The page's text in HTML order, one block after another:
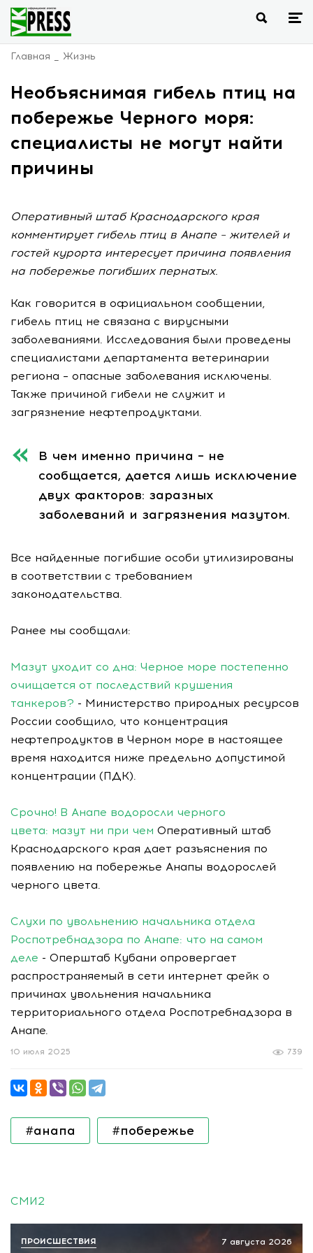
Главная Жизнь
Необъяснимая гибель птиц на
побережье Черного моря:
специалисты не могут найти
причины
Оперативный штаб Краснодарского края
комментирует гибель птиц в Анапе – жителей и
гостей курорта интересует причина появления
на побережье погибших пернатых.
Как говорится в официальном сообщении,
гибель птиц не связана с вирусными
заболеваниями. Исследования были проведены
специалистами департамента ветеринарии
региона – опасные заболевания исключены.
Также причиной гибели не служит и
загрязнение нефтепродуктами.
В чем именно причина – не
сообщается, дается лишь исключение
двух факторов: заразных
заболеваний и загрязнения мазутом.
Все найденные погибшие особи утилизированы
в соответствии с требованием
законодательства.
Ранее мы сообщали:
Мазут уходит со дна: Черное море постепенно
очищается от последствий крушения
танкеров? - Министерство природных ресурсов
России сообщило, что концентрация
нефтепродуктов в Черном море в настоящее
время находится ниже предельно допустимой
концентрации (ПДК).
Срочно! В Анапе водоросли черного
цвета: мазут ни при чем Оперативный штаб
Краснодарского края дает разъяснения по
появлению на побережье Анапы водорослей
черного цвета.
Слухи по увольнению начальника отдела
Роспотребнадзора по Анапе: что на самом
деле - Оперштаб Кубани опровергает
распространяемый в сети интернет фейк о
причинах увольнения начальника
территориального отдела Роспотребнадзора в
Анапе.
739
10 июля 2025
#анапа #побережье
СМИ2
7 августа 2026
ПРОИСШЕСТВИЯ